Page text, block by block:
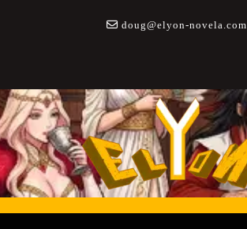
doug@elyon-novela.com